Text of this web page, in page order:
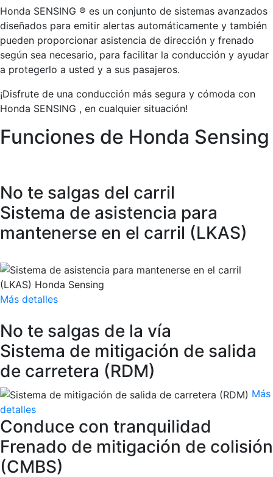
Honda SENSING ® es un conjunto de sistemas avanzados
diseñados para emitir alertas automáticamente y también
pueden proporcionar asistencia de dirección y frenado
según sea necesario, para facilitar la conducción y ayudar
a protegerlo a usted y a sus pasajeros.
¡Disfrute de una conducción más segura y cómoda con
Honda SENSING , en cualquier situación!
Funciones de Honda Sensing
No te salgas del carril
Sistema de asistencia para
mantenerse en el carril (LKAS)
Más detalles
No te salgas de la vía
Sistema de mitigación de salida
de carretera (RDM)
Más
detalles
Conduce con tranquilidad
Frenado de mitigación de colisión
(CMBS)